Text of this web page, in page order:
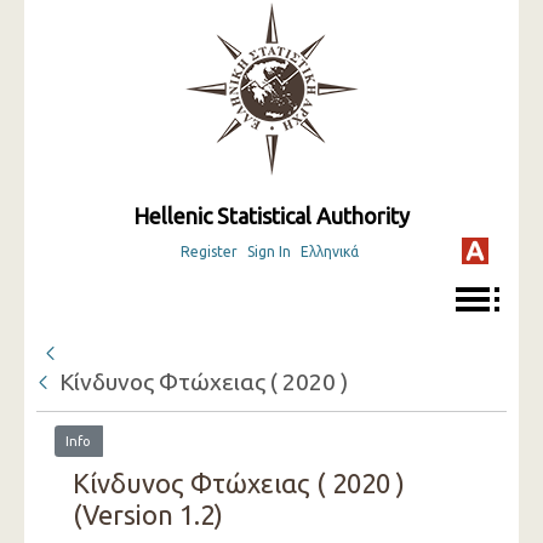
Hellenic Statistical Authority
Register Sign In Ελληνικά
Κίνδυνος Φτώχειας ( 2020 )
Info
Κίνδυνος Φτώχειας ( 2020 )
(Version 1.2)